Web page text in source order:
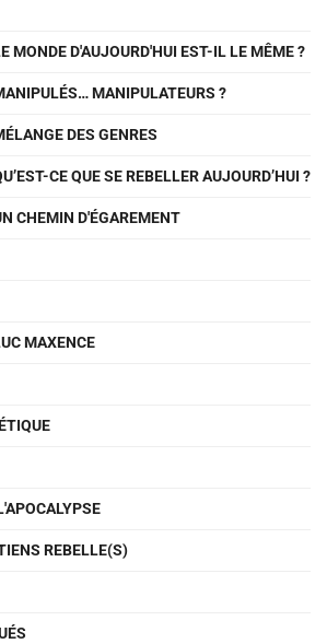
MONDE D'AUJOURD'HUI EST-IL LE MÊME ?
MANIPULATEURS ?
DES GENRES
CE QUE SE REBELLER AUJOURD’HUI ?
CHEMIN D'ÉGAREMENT
MAXENCE
REBELLE(S)